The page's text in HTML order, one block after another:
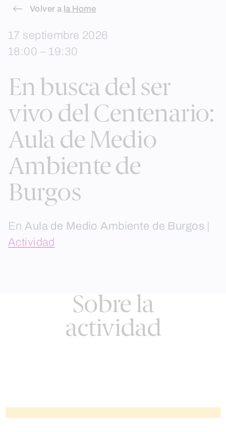
Skip
content
Volver a la Home
17 septiembre 2026
18:00 – 19:30
En busca del ser
vivo del Centenario:
Aula de Medio
Ambiente de
Burgos
EnAula de Medio Ambiente de Burgos
Actividad
Sobre la
actividad